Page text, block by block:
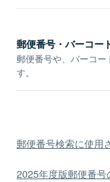
郵便番号・バーコー
郵便番号や、バーコー
す。
郵便番号検索に使用
2025年度版郵便番号